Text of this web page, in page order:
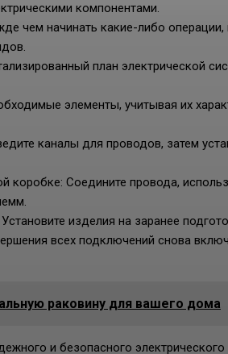
компонентами.
чем начинать какие-либо
план электрической
элементы, учитывая их
каналы для проводов, затем
коробке: Соедините провода,
изделия на заранее
всех подключений снова
раковину для вашего дома
и безопасного